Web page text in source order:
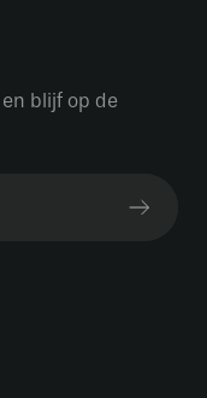
blijf op de